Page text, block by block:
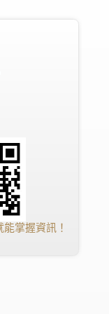
能掌握資訊！